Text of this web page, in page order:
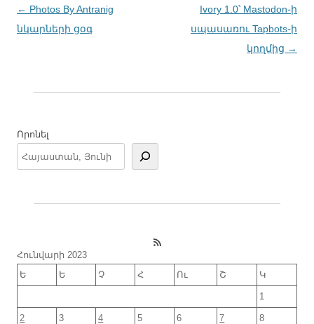
Գրառումների
նավարկումը
← Photos By Antranig
նկարների ցօգ
Ivory 1.0՝ Mastodon֊ի
սպասառու Tapbots֊ի
կողմից →
Որոնել
RSS Feed
Հունվարի 2023
Ե
Ե Չ Հ Ու Շ Կ
1
2 3 4 5 6 7 8